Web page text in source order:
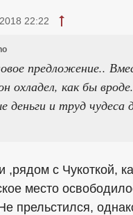
22:22
предложение..
охладел, как бы
деньги и труд
,рядом с Чукоткой,
место
прельстился,